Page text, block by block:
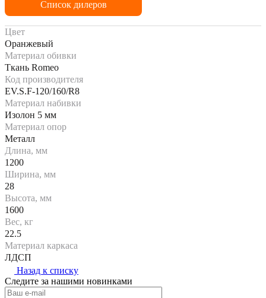
Список дилеров
Цвет
Оранжевый
Материал обивки
Ткань Romeo
Код производителя
EV.S.F-120/160/R8
Материал набивки
Изолон 5 мм
Материал опор
Металл
Длина, мм
1200
Ширина, мм
28
Высота, мм
1600
Вес, кг
22.5
Материал каркаса
ЛДСП
Назад к списку
Следите за нашими новинками